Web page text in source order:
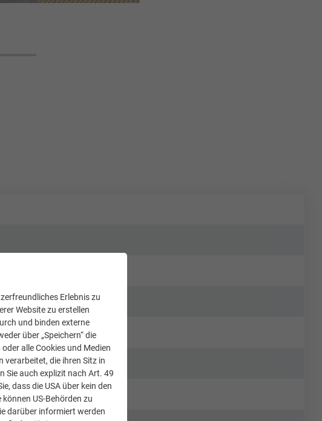
Erlebnis zu
Website zu erstellen
und binden externe
über „Speichern“ die
alle Cookies und Medien
verarbeitet, die ihren Sitz in
Sie auch explizit nach Art. 49
dass die USA über kein den
US-Behörden zu
darüber informiert werden